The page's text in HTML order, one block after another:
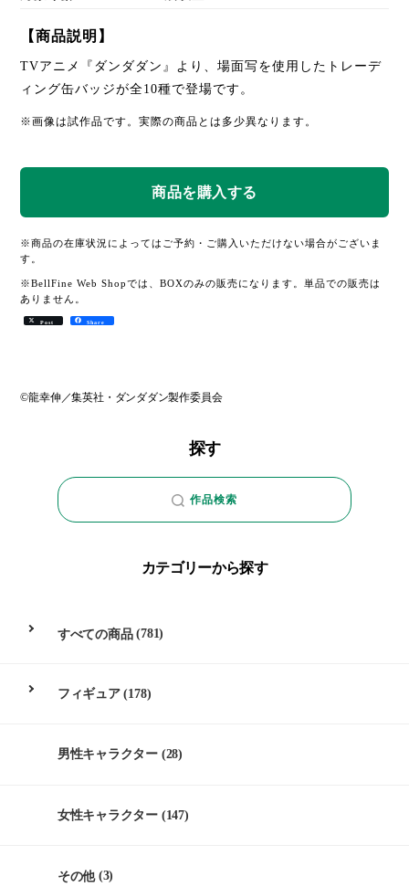
【商品説明】
TVアニメ『ダンダダン』より、場面写を使用したトレーデ
ィング缶バッジが全10種で登場です。
※画像は試作品です。実際の商品とは多少異なります。
※商品の在庫状況によってはご予約・ご購入いただけない場合がございま
す。
※BellFine Web Shopでは、BOXのみの販売になります。単品での販売は
ありません。
Post Share
©龍幸伸／集英社・ダンダダン製作委員会
探す
作品検索
カテゴリーから探す
すべての商品(781)
フィギュア(178)
男性キャラクター (28)
女性キャラクター (147)
その他(3)